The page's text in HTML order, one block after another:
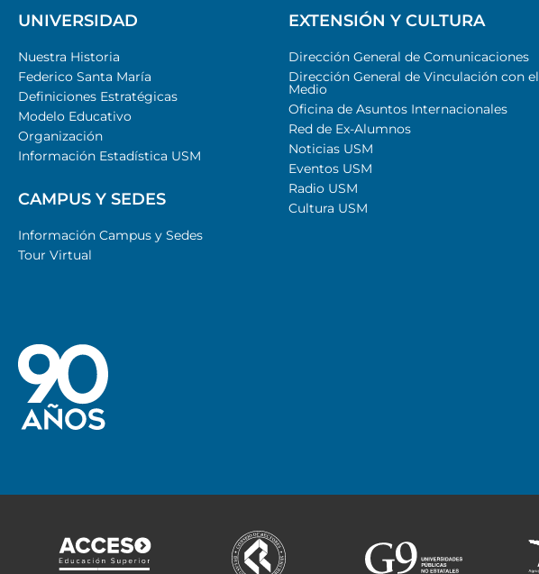
UNIVERSIDAD
Nuestra Historia
Federico Santa María
Definiciones Estratégicas
Modelo Educativo
Organización
Información Estadística USM
CAMPUS Y SEDES
Información Campus y Sedes
Tour Virtual
EXTENSIÓN Y CULTURA
Dirección General de Comunicaciones
Dirección General de Vinculación con el
Medio
Oficina de Asuntos Internacionales
Red de Ex-Alumnos
Noticias USM
Eventos USM
Radio USM
Cultura USM